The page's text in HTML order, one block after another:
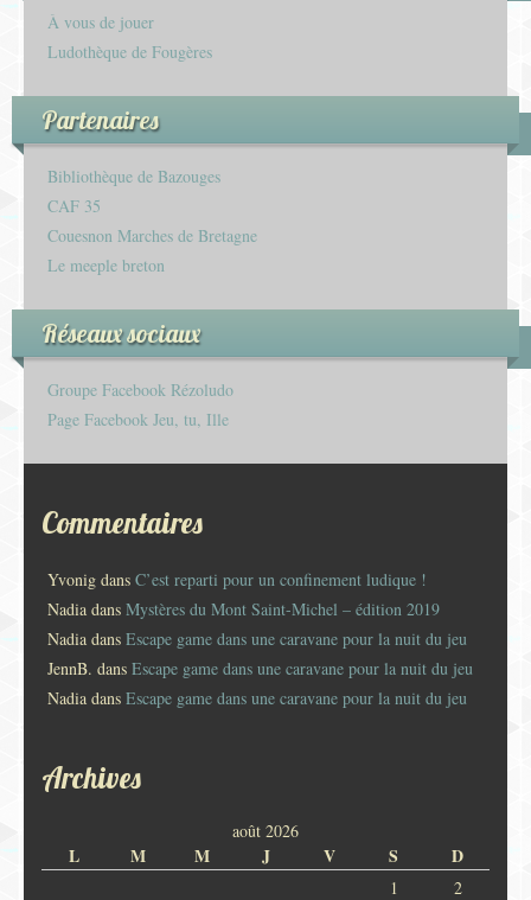
À vous de jouer
Ludothèque de Fougères
Partenaires
Bibliothèque de Bazouges
CAF 35
Couesnon Marches de Bretagne
Le meeple breton
Réseaux sociaux
Groupe Facebook Rézoludo
Page Facebook Jeu, tu, Ille
Commentaires
Yvonig dans C’est reparti pour un confinement ludique !
Nadia dans Mystères du Mont Saint-Michel – édition 2019
Nadia dans Escape game dans une caravane pour la nuit du jeu
JennB. dans Escape game dans une caravane pour la nuit du jeu
Nadia dans Escape game dans une caravane pour la nuit du jeu
Archives
août 2026
L M M J V S D
1
2